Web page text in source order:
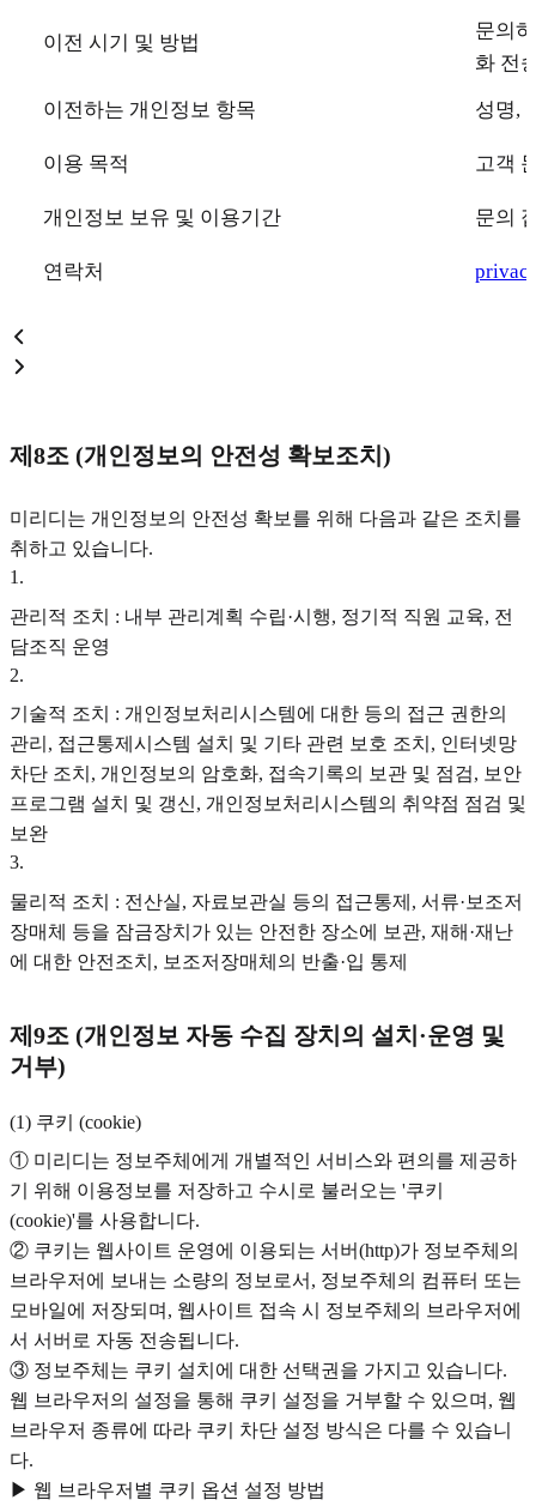
이전 시기 및 방법
문의
화 전
이전하는 개인정보 항목 성명,
이용 목적 고객
개인정보 보유 및 이용기간 문의
연락처
제8조 (개인정보의 안전성 확보조치)
미리디는 개인정보의 안전성 확보를 위해 다음과 같은 조치를
취하고 있습니다.
1 .
관리적 조치 : 내부 관리계획 수립·시행, 정기적 직원 교육, 전
담조직 운영
2.
기술적 조치 : 개인정보처리시스템에 대한 등의 접근 권한의
관리, 접근통제시스템 설치 및 기타 관련 보호 조치, 인터넷망
차단 조치, 개인정보의 암호화, 접속기록의 보관 및 점검, 보안
프로그램 설치 및 갱신, 개인정보처리시스템의 취약점 점검 및
보완
3.
물리적 조치 : 전산실, 자료보관실 등의 접근통제, 서류·보조저
장매체 등을 잠금장치가 있는 안전한 장소에 보관, 재해·재난
에 대한 안전조치, 보조저장매체의 반출·입 통제
제9조 (개인정보 자동 수집 장치의 설치·운영 및
거부)
(1) 쿠키 (cookie)
① 미리디는 정보주체에게 개별적인 서비스와 편의를 제공하
기 위해 이용정보를 저장하고 수시로 불러오는 '쿠키
(cookie)'를 사용합니다.
② 쿠키는 웹사이트 운영에 이용되는 서버(http)가 정보주체의
브라우저에 보내는 소량의 정보로서, 정보주체의 컴퓨터 또는
모바일에 저장되며, 웹사이트 접속 시 정보주체의 브라우저에
서 서버로 자동 전송됩니다.
③ 정보주체는 쿠키 설치에 대한 선택권을 가지고 있습니다.
웹 브라우저의 설정을 통해 쿠키 설정을 거부할 수 있으며, 웹
브라우저 종류에 따라 쿠키 차단 설정 방식은 다를 수 있습니
다.
▶ 웹 브라우저별 쿠키 옵션 설정 방법